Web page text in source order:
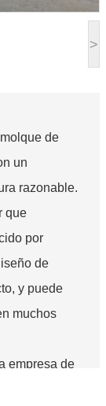
>
de
un
razonable.
que
por
de
y puede
muchos
empresa de